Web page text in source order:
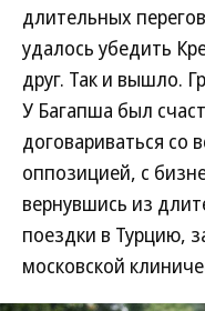
длительных
удалось убедить
друг. Так и вышло.
У Багапша был
договариваться со
оппозицией, с
вернувшись из
поездки в Турцию,
московской